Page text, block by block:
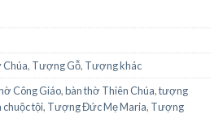
Chúa, Tượng Gỗ, Tượng khác
Công Giáo,bàn thờ Thiên Chúa,tượng
tội, Tượng Đức Mẹ Maria, Tượng